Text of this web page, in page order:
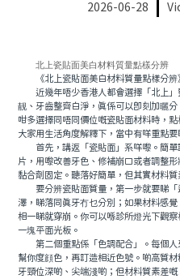
2026-06-28
北上瓷貼面美白材料質量點樣分辨
《北上瓷貼面美白材料質量點樣分辨
近幾年唔少香港人都會選擇「北上」
靓、牙齒整齊白淨，真係可以即刻加曬
咁多選擇同唔同價位嘅瓷貼面材料時，
大家用生活角度解釋下，當中有咩重點要
首先，講返「瓷貼面」系咩嚟。簡單
片，用嚟改善牙色、修補崩口或者調整
黏合劑固定。聽落好簡單，但其實材料
要分辨瓷貼面質量，第一步就要睇「
澤，睇落同真牙冇乜分別；如果材料感
相一睇就穿崩。你可以喺診所燈光下觀
一塊平面光板。
第二個重點係「色調配合」。每個人
幫你度顔色，再訂造相近色號。啲高質
牙頸位深啲、尖端淺啲；但材料質素差